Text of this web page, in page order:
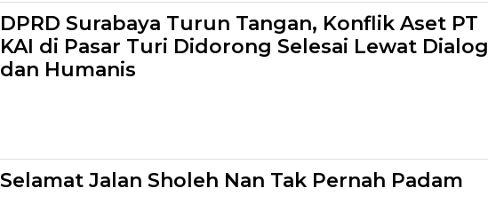
DPRD Surabaya Turun Tangan, Konflik Aset PT
KAI di Pasar Turi Didorong Selesai Lewat Dialog
dan Humanis
Selamat Jalan Sholeh Nan Tak Pernah Padam